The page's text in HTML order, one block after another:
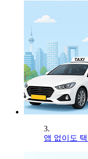
3.
앱 없이도